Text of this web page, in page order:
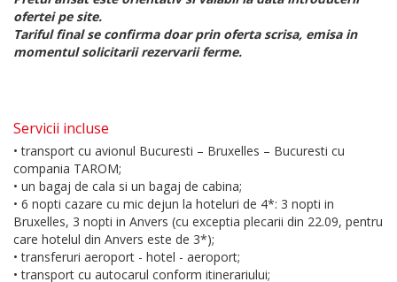
ofertei pe site.
Tariful final se confirma doar prin oferta scrisa, emisa in
momentul solicitarii rezervarii ferme.
Servicii incluse
• transport cu avionul Bucuresti – Bruxelles – Bucuresti cu
compania TAROM;
• un bagaj de cala si un bagaj de cabina;
• 6 nopti cazare cu mic dejun la hoteluri de 4*: 3 nopti in
Bruxelles, 3 nopti in Anvers (cu exceptia plecarii din 22.09, pentru
care hotelul din Anvers este de 3*);
• transferuri aeroport - hotel - aeroport;
• transport cu autocarul conform itinerariului;